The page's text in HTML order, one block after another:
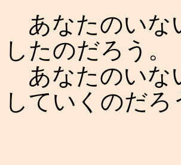
あなたのいな
したのだろう。
あなたのいな
していくのだろ